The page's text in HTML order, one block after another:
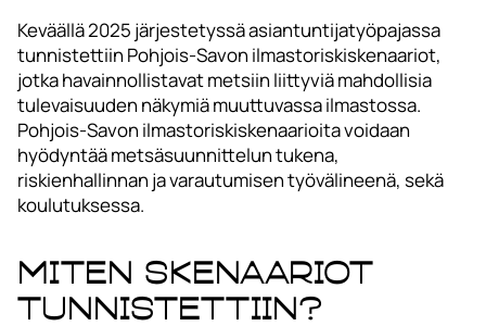
Keväällä 2025 järjestetyssä asiantuntijatyöpajassa
tunnistettiin Pohjois-Savon ilmastoriskiskenaariot,
jotka havainnollistavat metsiin liittyviä mahdollisia
tulevaisuuden näkymiä muuttuvassa ilmastossa.
Pohjois-Savon ilmastoriskiskenaarioita voidaan
hyödyntää metsäsuunnittelun tukena,
riskienhallinnan ja varautumisen työvälineenä, sekä
koulutuksessa.
Miten skenaariot
tunnistettiin?